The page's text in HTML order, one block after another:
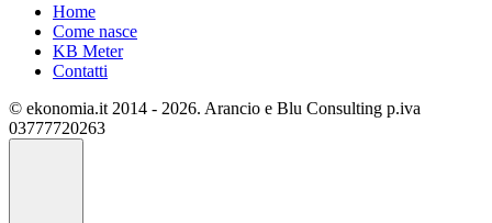
Home
Come nasce
KB Meter
Contatti
© ekonomia.it 2014 - 2026. Arancio e Blu Consulting p.iva
03777720263